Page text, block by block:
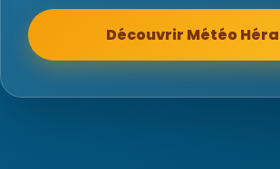
Découvrir Météo